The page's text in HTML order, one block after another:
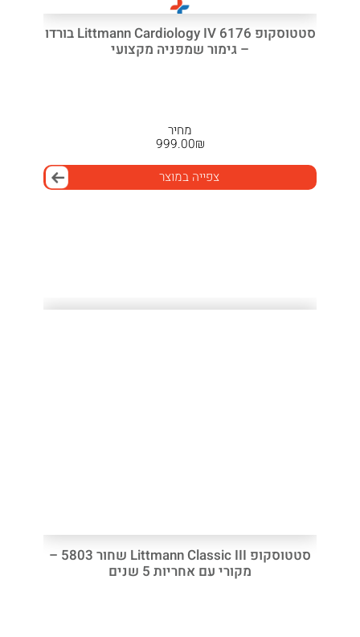
סטטוסקופ Littmann Cardiology IV 6176 בורדו
– גימור שמפניה מקצועי
מחיר
₪
999.00
צפייה במוצר
סטטוסקופ Littmann Classic III שחור 5803 –
מקורי עם אחריות 5 שנים